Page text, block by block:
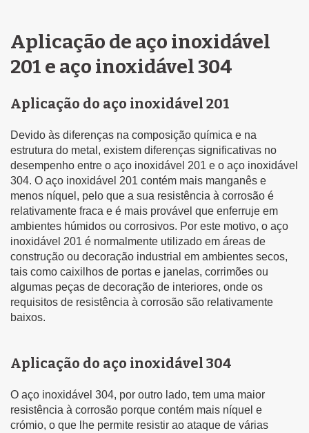
Aplicação de aço inoxidável
201 e aço inoxidável 304
Aplicação do aço inoxidável 201
Devido às diferenças na composição química e na
estrutura do metal, existem diferenças significativas no
desempenho entre o aço inoxidável 201 e o aço inoxidável
304. O aço inoxidável 201 contém mais manganês e
menos níquel, pelo que a sua resistência à corrosão é
relativamente fraca e é mais provável que enferruje em
ambientes húmidos ou corrosivos. Por este motivo, o aço
inoxidável 201 é normalmente utilizado em áreas de
construção ou decoração industrial em ambientes secos,
tais como caixilhos de portas e janelas, corrimões ou
algumas peças de decoração de interiores, onde os
requisitos de resistência à corrosão são relativamente
baixos.
Aplicação do aço inoxidável 304
O aço inoxidável 304, por outro lado, tem uma maior
resistência à corrosão porque contém mais níquel e
crómio, o que lhe permite resistir ao ataque de várias